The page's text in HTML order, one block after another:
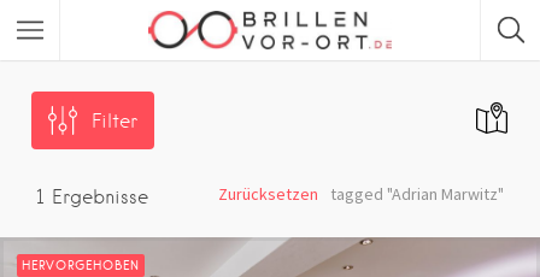
Filter
1 Ergebnisse tagged "Adrian Marwitz"
Zurücksetzen
HERVORGEHOBEN